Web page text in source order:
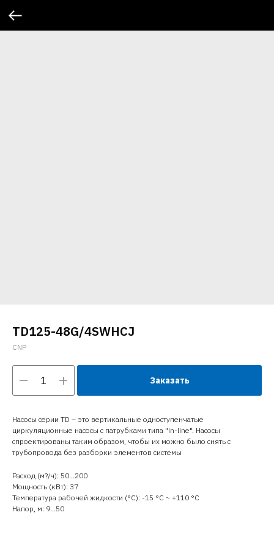
TD125-48G/4SWHCJ
CNP
Заказать
Насосы серии TD – это вертикальные одноступенчатые
циркуляционные насосы с патрубками типа "in-line". Насосы
спроектированы таким образом, чтобы их можно было снять с
трубопровода без разборки элементов системы
Расход (м?/ч): 50…200
Мощность (кВт): 37
Температура рабочей жидкости (°C): -15 °С ~ +110 °С
Напор, м: 9…50